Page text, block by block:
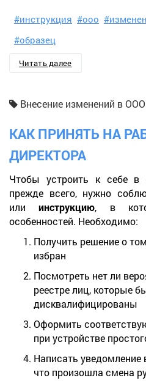
#инструкция #ооо
#образец
Читать далее
Внесение изменений в ООО
КАК ПРИНЯТЬ НА
ДИРЕКТОРА
Чтобы устроить к себе в
прежде всего, нужно
илиинструкцию, в
особенностей. Необходимо:
Получить решение о
избран
Посмотреть нет ли
реестре лиц, которые
дисквалифицированы
Оформить
при устройстве
Написать уведомление
что произошла смена